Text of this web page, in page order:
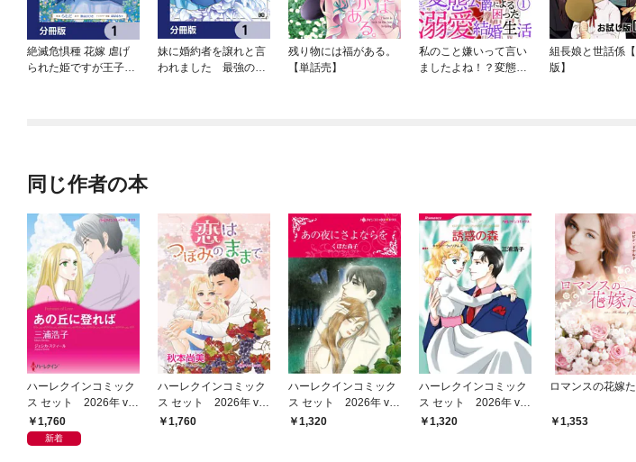
絶滅危惧種 花嫁 虐げ
られた姫ですが王子様
妹に婚約者を譲れと言
われました 最強の竜
残り物には福がある。
【単話売】
私のこと嫌いって言い
ましたよね！？変態公
組長娘と世話係
版】
同じ作者の本
ハーレクインコミック
ス セット 2026年 vo
l.1068
1,760
新着
ハーレクインコミック
ス セット 2026年 vo
l.915
1,760
ハーレクインコミック
ス セット 2026年 vo
l.839
1,320
ハーレクインコミック
ス セット 2026年 vo
l.846
1,320
ロマンスの花嫁
1,353